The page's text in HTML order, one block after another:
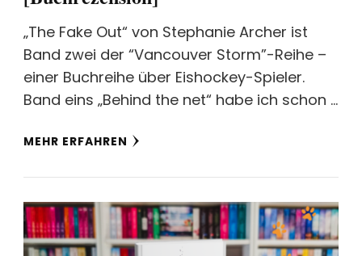
„The Fake Out“ von Stephanie Archer ist
Band zwei der “Vancouver Storm”-Reihe –
einer Buchreihe über Eishockey-Spieler.
Band eins „Behind the net“ habe ich schon …
MEHR ERFAHREN